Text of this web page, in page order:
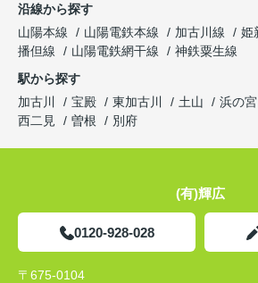
沿線から探す
山陽本線
山陽電鉄本線 加古川線 姫
播但線
山陽電鉄網干線
神鉄粟生線
駅から探す
加古川
宝殿 東加古川 土山 浜の宮
西二見
曽根 別府
(有)輝広
0120-928-028
〒675-0104